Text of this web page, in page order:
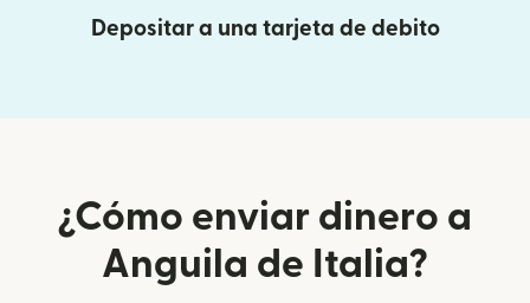
Depositar a una tarjeta de debito
¿Cómo enviar dinero a
Anguila de Italia?